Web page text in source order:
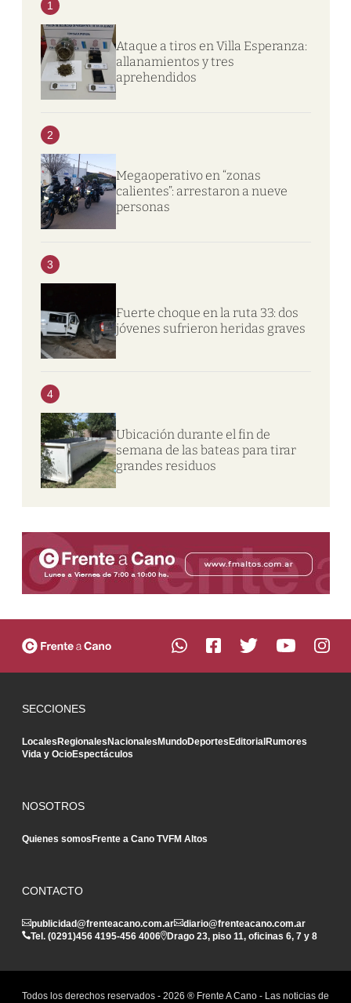
1
Ataque a tiros en Villa Esperanza:
allanamientos y tres
aprehendidos
2
Megaoperativo en “zonas
calientes”: arrestaron a nueve
personas
3
Fuerte choque en la ruta 33: dos
jóvenes sufrieron heridas graves
4
Ubicación durante el fin de
semana de las bateas para tirar
grandes residuos
SECCIONES
LocalesRegionalesNacionalesMundoDeportesEditorialRumores
Vida y OcioEspectáculos
NOSOTROS
Quienes somosFrente a Cano TVFM Altos
CONTACTO
publicidad@frenteacano.com.ar
diario@frenteacano.com.ar
Tel. (0291)456 4195-456 4006 Drago 23, piso 11, oficinas 6, 7 y 8
Todos los derechos reservados - 2026 ® Frente A Cano - Las noticias de